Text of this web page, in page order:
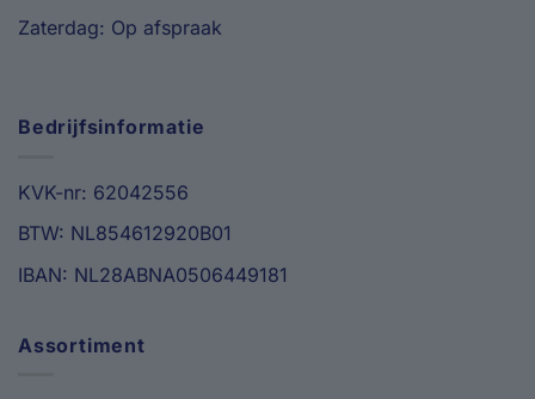
Zaterdag: Op afspraak
Bedrijfsinformatie
KVK-nr: 62042556
BTW: NL854612920B01
IBAN: NL28ABNA0506449181
Assortiment